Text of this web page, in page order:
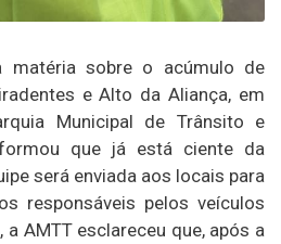
matéria sobre o acúmulo de
e Alto da Aliança, em
Municipal de Trânsito e
que já está ciente da
será enviada aos locais para
responsáveis pelos veículos
a AMTT esclareceu que, após a